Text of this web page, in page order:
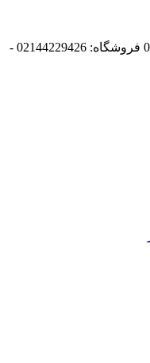
کارگاه:02155280986 دفتر:02144265579 فروشگاه: 02144229426 -